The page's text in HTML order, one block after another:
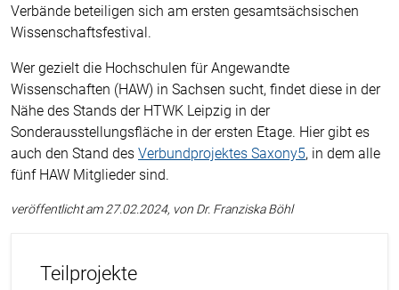
Verbände beteiligen sich am ersten gesamtsächsischen
Wissenschaftsfestival.
Wer gezielt die Hochschulen für Angewandte
Wissenschaften (HAW) in Sachsen sucht, findet diese in der
Nähe des Stands der HTWK Leipzig in der
Sonderausstellungsfläche in der ersten Etage. Hier gibt es
auch den Stand des Verbundprojektes Saxony5, in dem alle
fünf HAW Mitglieder sind.
veröffentlicht am 27.02.2024, von Dr. Franziska Böhl
Teilprojekte